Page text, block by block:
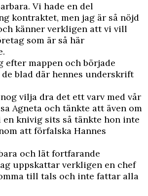
Vi hade en del
kontraktet, men jag är så nöjd
känner verkligen att vi vill
som är så här
efter mappen och började
blad där hennes underskrift
vilja dra det ett varv med vår
Agneta och tänkte att även om
knivig sits så tänkte hon inte
att förfalska Hannes
och lät fortfarande
uppskattar verkligen en chef
till tals och inte fattar alla